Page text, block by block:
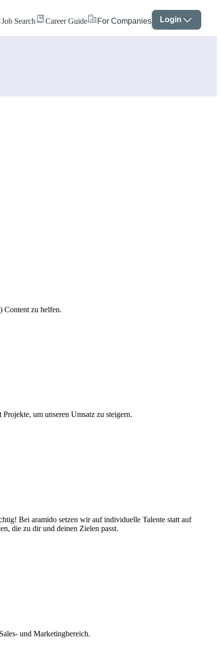
Job Search Career Guide For Companies Login
Content zu helfen.
um unseren Umsatz zu steigern.
Bei aramido setzen wir auf individuelle Talente statt auf
die zu dir und deinen Zielen passt.
und Marketingbereich.